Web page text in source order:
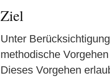
Ziel
Unter
methodische
Dieses Vorgehen